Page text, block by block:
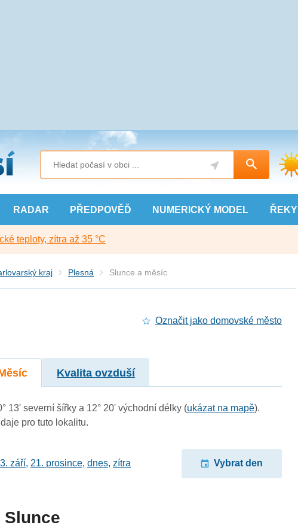
RADAR PŘEDPOVĚĎ NUMERICKÝ MODEL ŘEKY
teploty, zítra až 35 °C
kraj Plesná Slunce a měsíc
Označit jako domovské město
Kvalita ovzduší
13' severní šířky a 12° 20' východní délky (ukázat na mapě).
pro tuto lokalitu.
září, 21. prosince,dnes,zítra Vybrat den
Slunce